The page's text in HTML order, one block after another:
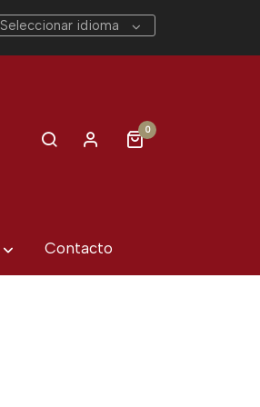
Seleccionar idioma
0
Contacto